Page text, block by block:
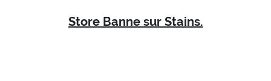
Store Banne sur Stains.